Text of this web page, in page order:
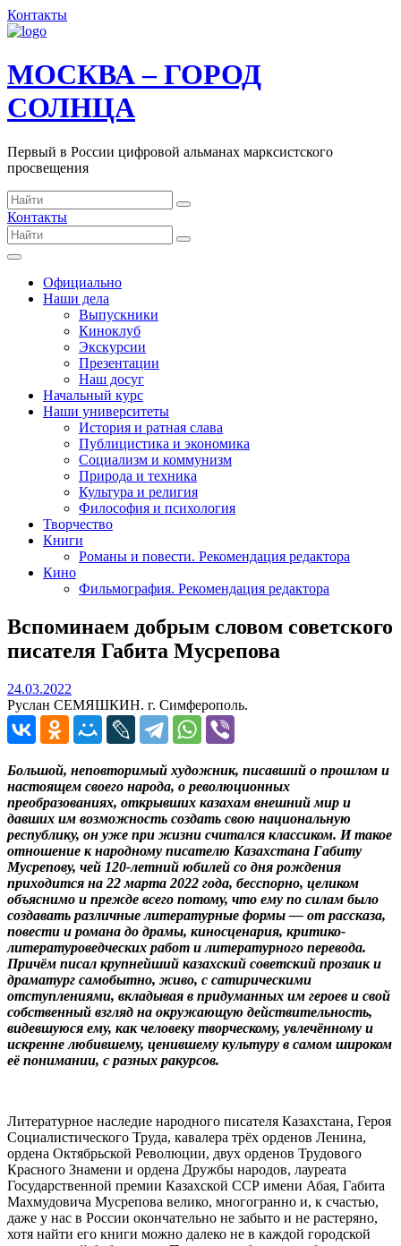
Контакты
МОСКВА – ГОРОД
СОЛНЦА
Первый в России цифровой альманах марксистского
просвещения
Контакты
Официально
Наши дела
Выпускники
Киноклуб
Экскурсии
Презентации
Наш досуг
Начальный курс
Наши университеты
История и ратная слава
Публицистика и экономика
Социализм и коммунизм
Природа и техника
Культура и религия
Философия и психология
Творчество
Книги
Романы и повести. Рекомендация редактора
Кино
Фильмография. Рекомендация редактора
Вспоминаем добрым словом советского
писателя Габита Мусрепова
24.03.2022
Руслан СЕМЯШКИН. г. Симферополь.
Большой, неповторимый художник, писавший о прошлом и
настоящем своего народа, о революционных
преобразованиях, открывших казахам внешний мир и
давших им возможность создать свою национальную
республику, он уже при жизни считался классиком. И такое
отношение к народному писателю Казахстана Габиту
Мусрепову, чей 120-летний юбилей со дня рождения
приходится на 22 марта 2022 года, бесспорно, целиком
объяснимо и прежде всего потому, что ему по силам было
создавать различные литературные формы — от рассказа,
повести и романа до драмы, киносценария, критико-
литературоведческих работ и литературного перевода.
Причём писал крупнейший казахский советский прозаик и
драматург самобытно, живо, с сатирическими
отступлениями, вкладывая в придуманных им героев и свой
собственный взгляд на окружающую действительность,
видевшуюся ему, как человеку творческому, увлечённому и
искренне любившему, ценившему культуру в самом широком
её понимании, с разных ракурсов.
Литературное наследие народного писателя Казахстана, Героя
Социалистического Труда, кавалера трёх орденов Ленина,
ордена Октябрьской Революции, двух орденов Трудового
Красного Знамени и ордена Дружбы народов, лауреата
Государственной премии Казахской ССР имени Абая, Габита
Махмудовича Мусрепова велико, многогранно и, к счастью,
даже у нас в России окончательно не забыто и не растеряно,
хотя найти его книги можно далеко не в каждой городской